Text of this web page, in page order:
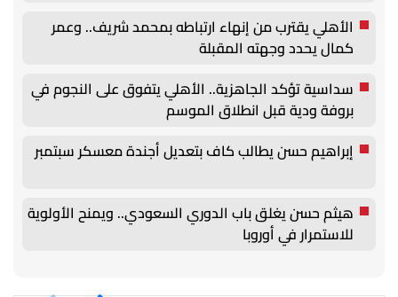
الأهلي يقترب من إنهاء ارتباطه بمحمد شريف.. وعمر
كمال يحدد وجهته المقبلة
سداسية تؤكد الجاهزية.. الأهلي يتفوق على النجوم في
بروفة ودية قبل انطلاق الموسم
إبراهيم حسن يطالب كاف بتعديل أجندة معسكر سبتمبر
هيثم حسن يغلق باب الدوري السعودي.. ويمنح الأولوية
للاستمرار في أوروبا